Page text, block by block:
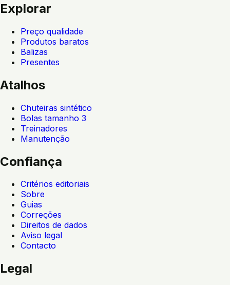
Explorar
Preço qualidade
Produtos baratos
Balizas
Presentes
Atalhos
Chuteiras sintético
Bolas tamanho 3
Treinadores
Manutenção
Confiança
Critérios editoriais
Sobre
Guias
Correções
Direitos de dados
Aviso legal
Contacto
Legal